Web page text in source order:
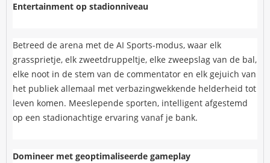
Entertainment op stadionniveau
Betreed de arena met de AI Sports-modus, waar elk
grassprietje, elk zweetdruppeltje, elke zweepslag van de bal,
elke noot in de stem van de commentator en elk gejuich van
het publiek allemaal met verbazingwekkende helderheid tot
leven komen. Meeslepende sporten, intelligent afgestemd
op een stadionachtige ervaring vanaf je bank.
Domineer met geoptimaliseerde gameplay